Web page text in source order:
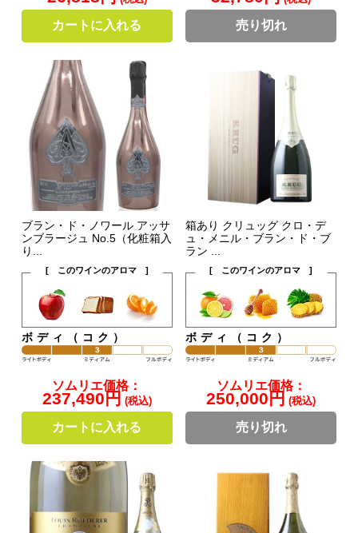
カートに入れる 売り切れ
ブラン・ド・ノワール アッサ
ンブラージュ No.5（化粧箱入
り...
[ このワインのアロマ ]
ボディ（コク）
ソムリエ価格：
237,490円 (税込)
カートに入れる
箱あり クリュッグ クロ・デ
ュ・メニル・ブラン・ド・ブ
ラン ...
[ このワインのアロマ ]
ボディ（コク）
ソムリエ価格：
250,000円 (税込)
売り切れ